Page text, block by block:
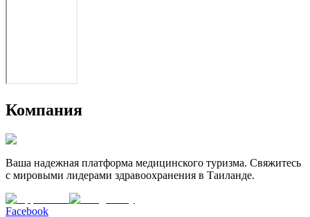
Компания
Ваша надежная платформа медицинского туризма. Свяжитесь
с мировыми лидерами здравоохранения в Таиланде.
Facebook